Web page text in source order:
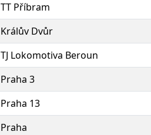
TT Příbram
Králův Dvůr
TJ Lokomotiva Beroun
Praha 3
Praha 13
Praha